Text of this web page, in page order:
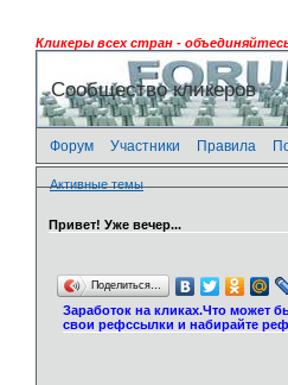
Кликеры всех стран -
Сообщество кликеров
Форум Участники Правила
Активные темы
Привет! Уже вечер...
Поделиться…
Заработок на кликах.Что может
свои рефссылки и набирайте